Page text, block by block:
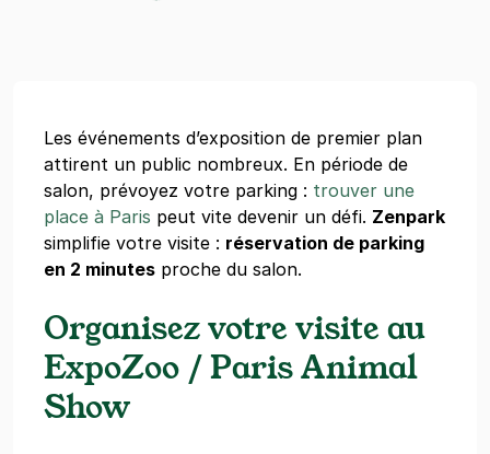
Les événements d’exposition de premier plan
attirent un public nombreux. En période de
salon, prévoyez votre parking : trouver une
place à Paris peut vite devenir un défi. Zenpark
simplifie votre visite : réservation de parking
en 2 minutes proche du salon.
Organisez votre visite au
ExpoZoo / Paris Animal
Show